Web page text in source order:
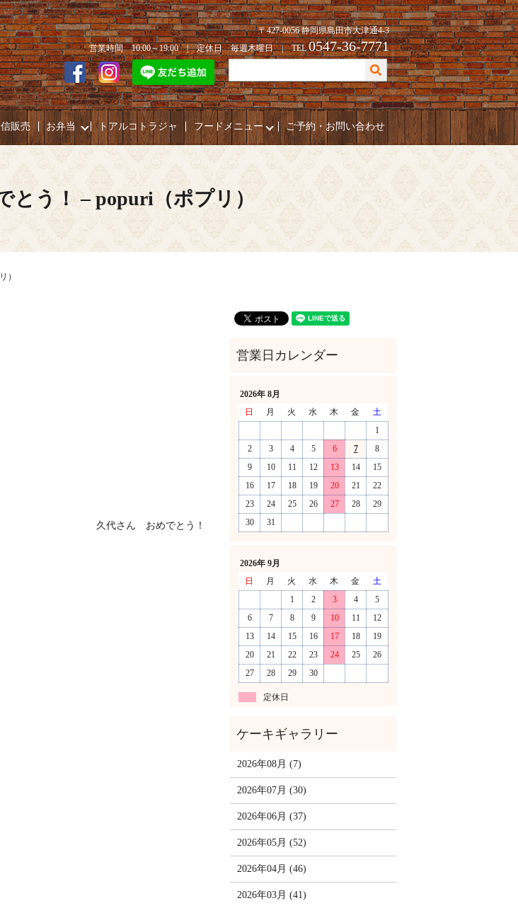
〒427-0056 静岡県島田市大津通4-3
営業時間 10:00～19:00 | 定休日 毎週木曜日 | TEL0547-36-7771
販売 お弁当 トアルコトラジャ フードメニュー ご予約・お問い合わせ
う！ – popuri（ポプリ）
）
久代さん おめでとう！
2026年 8月
日
月 火 水 木 金
土
1
2
3 4 5 6 7
8
9
10 11 12 13 14
15
16
17 18 19 20 21
22
23
24 25 26 27 28
29
30
31
2026年 9月
日
月 火 水 木 金
土
1
2 3 4
5
6
7 8 9 10 11
12
13
14 15 16 17 18
19
20
21 22 23 24 25
26
27
28 29 30
定休日
2026年08月 (7)
2026年07月 (30)
2026年06月 (37)
2026年05月 (52)
2026年04月 (46)
2026年03月 (41)